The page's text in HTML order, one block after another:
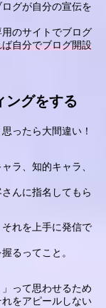
グが自分の宣伝を
のサイトでブログ
自分でブログ開設
ングをする
ったら大間違い！
ラ、知的キャラ、
んに指名してもら
れを上手に発信で
るってこと。
って思わせるため
をアピールしない